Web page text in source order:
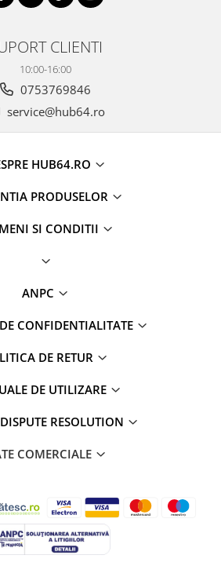
CLIENTI
10:00-16:00
0753769846
service@hub64.ro
HUB64.RO
PRODUSELOR
SI CONDITII
ANPC
CONFIDENTIALITATE
DE RETUR
DE UTILIZARE
RESOLUTION
COMERCIALE